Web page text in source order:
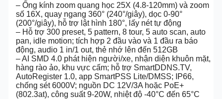
– Ống kính zoom quang học 25X (4.8-120mm) và zoom
số 16X, quay ngang 360° (240°/giây), dọc 0-90°
(200°/giây), hỗ trợ lật hình 180°, lấy nét tự động
– Hỗ trợ 300 preset, 5 pattern, 8 tour, 5 auto scan, auto
pan, idle motion; tích hợp 2 đầu vào và 1 đầu ra báo
động, audio 1 in/1 out, thẻ nhớ lên đến 512GB
– AI SMD 4.0 phát hiện người/xe, nhận diện khuôn mặt,
hàng rào ảo, khu vực cấm; hỗ trợ SmartDDNS.TV,
AutoRegister 1.0, app SmartPSS Lite/DMSS; IP66,
chống sét 6000V; nguồn DC 12V/3A hoặc PoE+
(802.3at), công suất 9-20W, nhiệt độ -40°C đến 65°C